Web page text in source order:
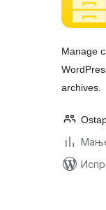
Manage
archives.